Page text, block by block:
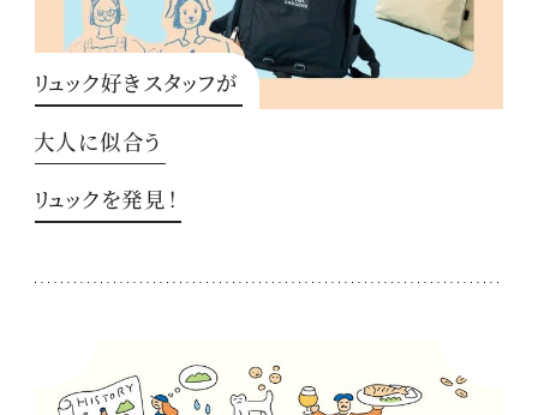
リュック好きスタッフが
大人に似合う
リュックを発見！